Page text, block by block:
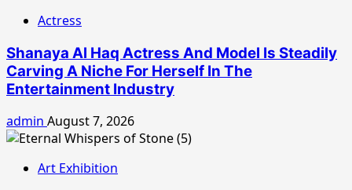
Actress
Shanaya Al Haq Actress And Model Is Steadily
Carving A Niche For Herself In The
Entertainment Industry
admin August 7, 2026
Art Exhibition